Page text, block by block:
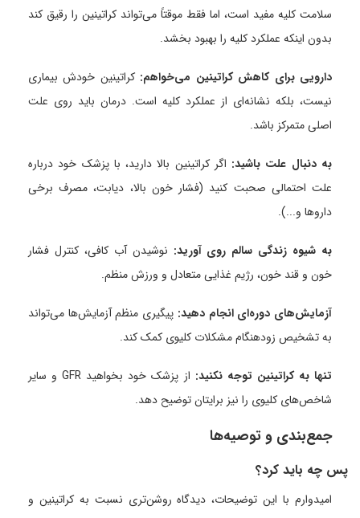
سلامت کلیه مفید است، اما فقط موقتاً می‌تواند کراتینین را رقیق کند
بدون اینکه عملکرد کلیه را بهبود بخشد.
دارویی برای کاهش کراتینین می‌خواهم:کراتینین خودش بیماری
نیست، بلکه نشانه‌ای از عملکرد کلیه است. درمان باید روی علت
اصلی متمرکز باشد.
به دنبال علت باشید: اگر کراتینین بالا دارید، با پزشک خود درباره
علت احتمالی صحبت کنید (فشار خون بالا، دیابت، مصرف برخی
داروها و...).
به شیوه زندگی سالم روی آورید: نوشیدن آب کافی، کنترل فشار
خون و قند خون، رژیم غذایی متعادل و ورزش منظم.
آزمایش‌های دوره‌ای انجام دهید: پیگیری منظم آزمایش‌ها می‌تواند
به تشخیص زودهنگام مشکلات کلیوی کمک کند.
تنها به کراتینین توجه نکنید:
از پزشک خود بخواهید GFR و سایر
شاخص‌های کلیوی را نیز برایتان توضیح دهد.
جمع‌بندی و توصیه‌ها
پس چه باید کرد؟
امیدوارم با این توضیحات، دیدگاه روشن‌تری نسبت به کراتینین و